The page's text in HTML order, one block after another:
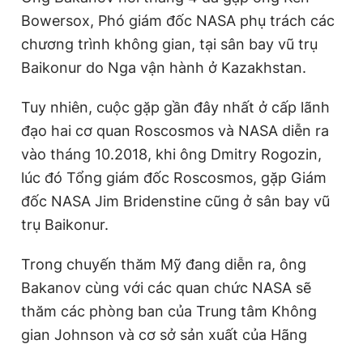
m
Bowersox, Phó giám đốc NASA phụ trách các
chương trình không gian, tại sân bay vũ trụ
Baikonur do Nga vận hành ở Kazakhstan.
Tuy nhiên, cuộc gặp gần đây nhất ở cấp lãnh
đạo hai cơ quan Roscosmos và NASA diễn ra
vào tháng 10.2018, khi ông Dmitry Rogozin,
lúc đó Tổng giám đốc Roscosmos, gặp Giám
đốc NASA Jim Bridenstine cũng ở sân bay vũ
trụ Baikonur.
Trong chuyến thăm Mỹ đang diễn ra, ông
Bakanov cùng với các quan chức NASA sẽ
thăm các phòng ban của Trung tâm Không
gian Johnson và cơ sở sản xuất của Hãng